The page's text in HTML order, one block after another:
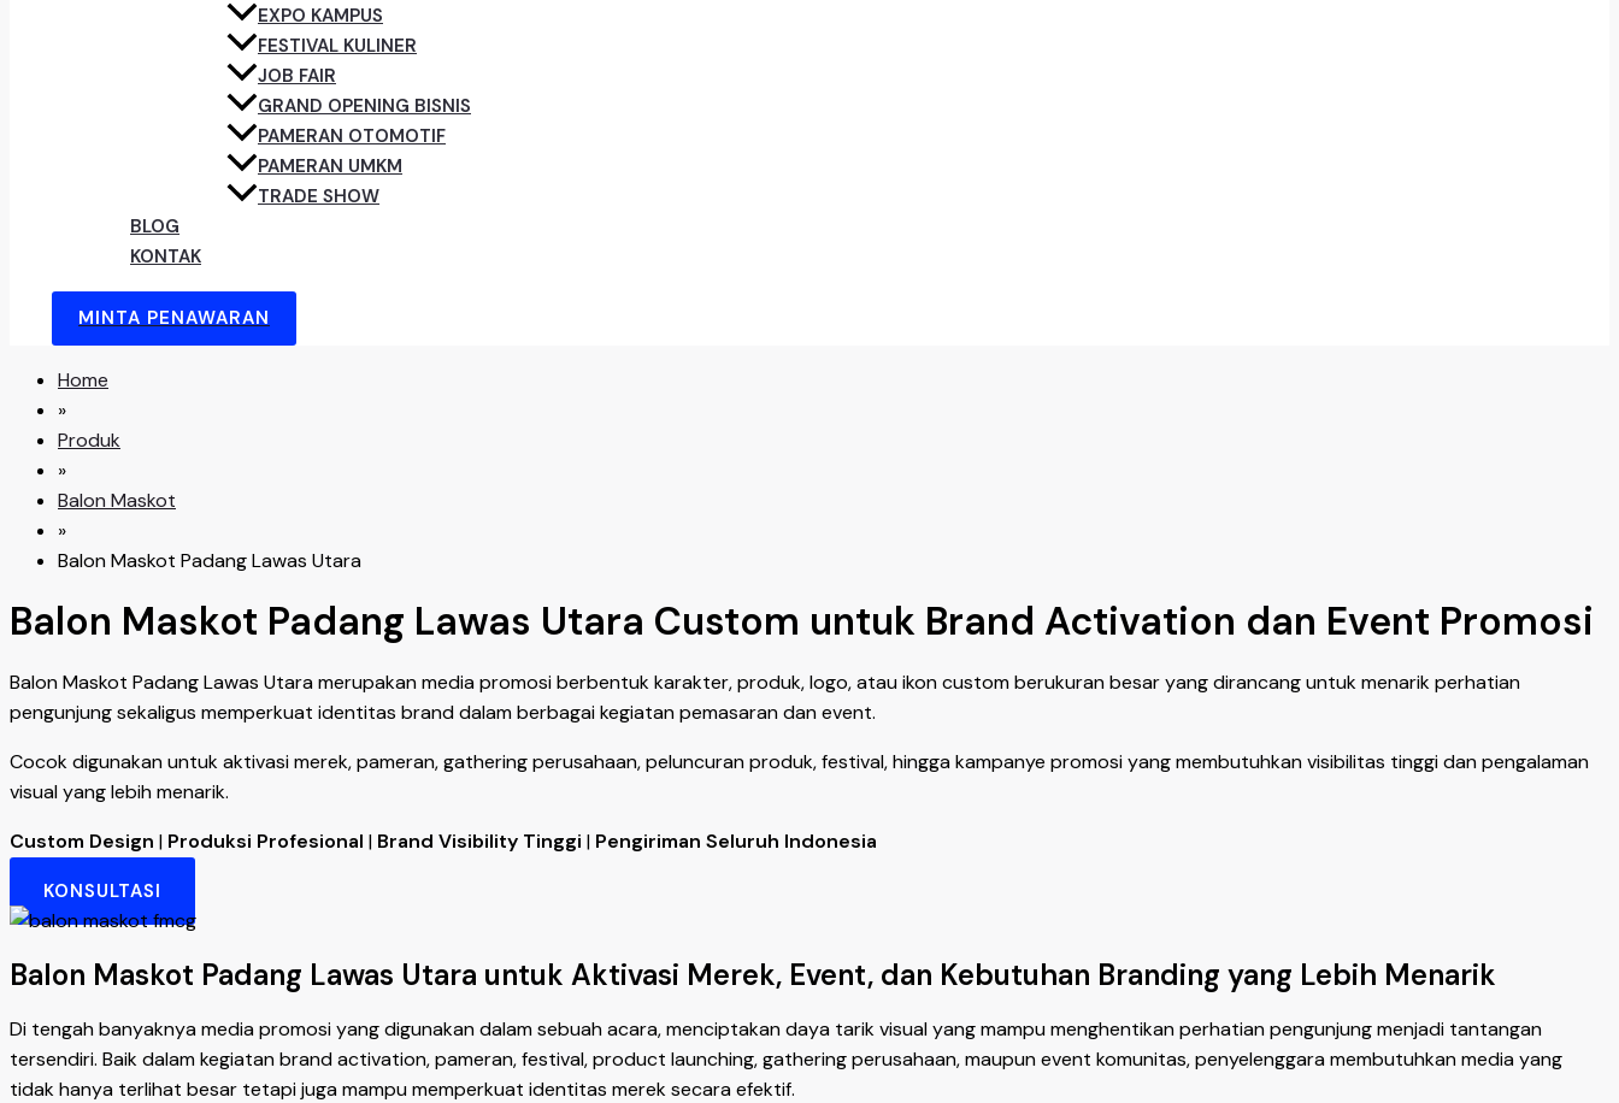
EXPO KAMPUS
FESTIVAL KULINER
JOB FAIR
GRAND OPENING BISNIS
PAMERAN OTOMOTIF
PAMERAN UMKM
TRADE SHOW
BLOG
KONTAK
MINTA PENAWARAN
Home
»
Produk
»
Balon Maskot
»
Balon Maskot Padang Lawas Utara
Balon Maskot Padang Lawas Utara Custom untuk Brand Activation dan Event Promosi
Balon Maskot Padang Lawas Utara merupakan media promosi berbentuk karakter, produk, logo, atau ikon custom berukuran besar yang dirancang untuk menarik perhatian
pengunjung sekaligus memperkuat identitas brand dalam berbagai kegiatan pemasaran dan event.
Cocok digunakan untuk aktivasi merek, pameran, gathering perusahaan, peluncuran produk, festival, hingga kampanye promosi yang membutuhkan visibilitas tinggi dan pengalaman
visual yang lebih menarik.
Custom Design | Produksi Profesional | Brand Visibility Tinggi | Pengiriman Seluruh Indonesia
KONSULTASI
Balon Maskot Padang Lawas Utara untuk Aktivasi Merek, Event, dan Kebutuhan Branding yang Lebih Menarik
Di tengah banyaknya media promosi yang digunakan dalam sebuah acara, menciptakan daya tarik visual yang mampu menghentikan perhatian pengunjung menjadi tantangan
tersendiri. Baik dalam kegiatan brand activation, pameran, festival, product launching, gathering perusahaan, maupun event komunitas, penyelenggara membutuhkan media yang
tidak hanya terlihat besar tetapi juga mampu memperkuat identitas merek secara efektif.